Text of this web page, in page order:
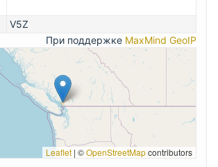
V5Z
При поддержке MaxMind GeoIP
Leaflet | ©OpenStreetMapcontributors